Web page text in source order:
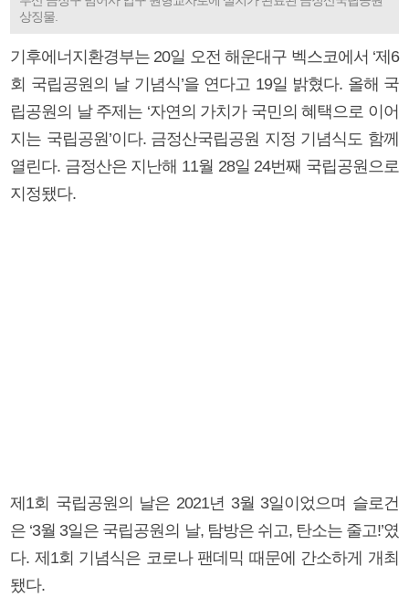
상징물.
기후에너지환경부는 20일 오전 해운대구 벡스코에서 ‘제6
회 국립공원의 날 기념식’을 연다고 19일 밝혔다. 올해 국
립공원의 날 주제는 ‘자연의 가치가 국민의 혜택으로 이어
지는 국립공원’이다. 금정산국립공원 지정 기념식도 함께
열린다. 금정산은 지난해 11월 28일 24번째 국립공원으로
지정됐다.
제1회 국립공원의 날은 2021년 3월 3일이었으며 슬로건
은 ‘3월 3일은 국립공원의 날, 탐방은 쉬고, 탄소는 줄고!’였
다. 제1회 기념식은 코로나 팬데믹 때문에 간소하게 개최
됐다.